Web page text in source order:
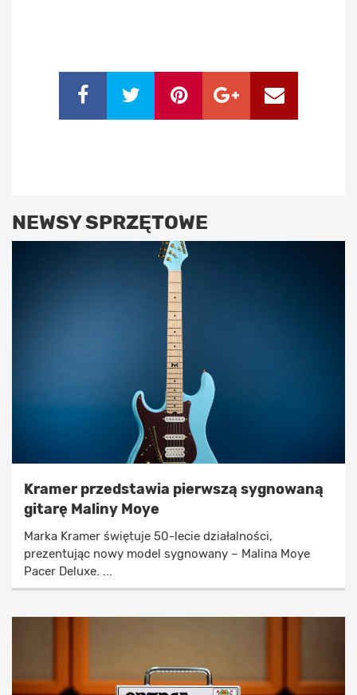
NEWSY SPRZĘTOWE
Kramer przedstawia pierwszą sygnowaną
gitarę Maliny Moye
Marka Kramer świętuje 50-lecie działalności,
prezentując nowy model sygnowany – Malina Moye
Pacer Deluxe. ...